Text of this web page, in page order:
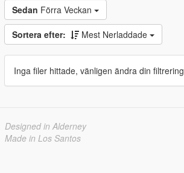
Sedan Förra Veckan
Sortera efter: Mest Nerladdade
Inga filer hittade, vänligen ändra din
Designed in Alderney
Made in Los Santos